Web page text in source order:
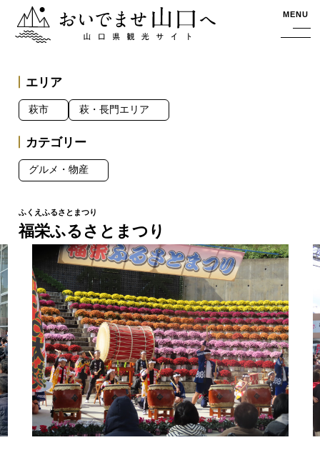
おいでませ山口へー山口県観光サイト MENU
福栄ふるさとまつり
エリア
萩市 萩・長門エリア
カテゴリー
グルメ・物産